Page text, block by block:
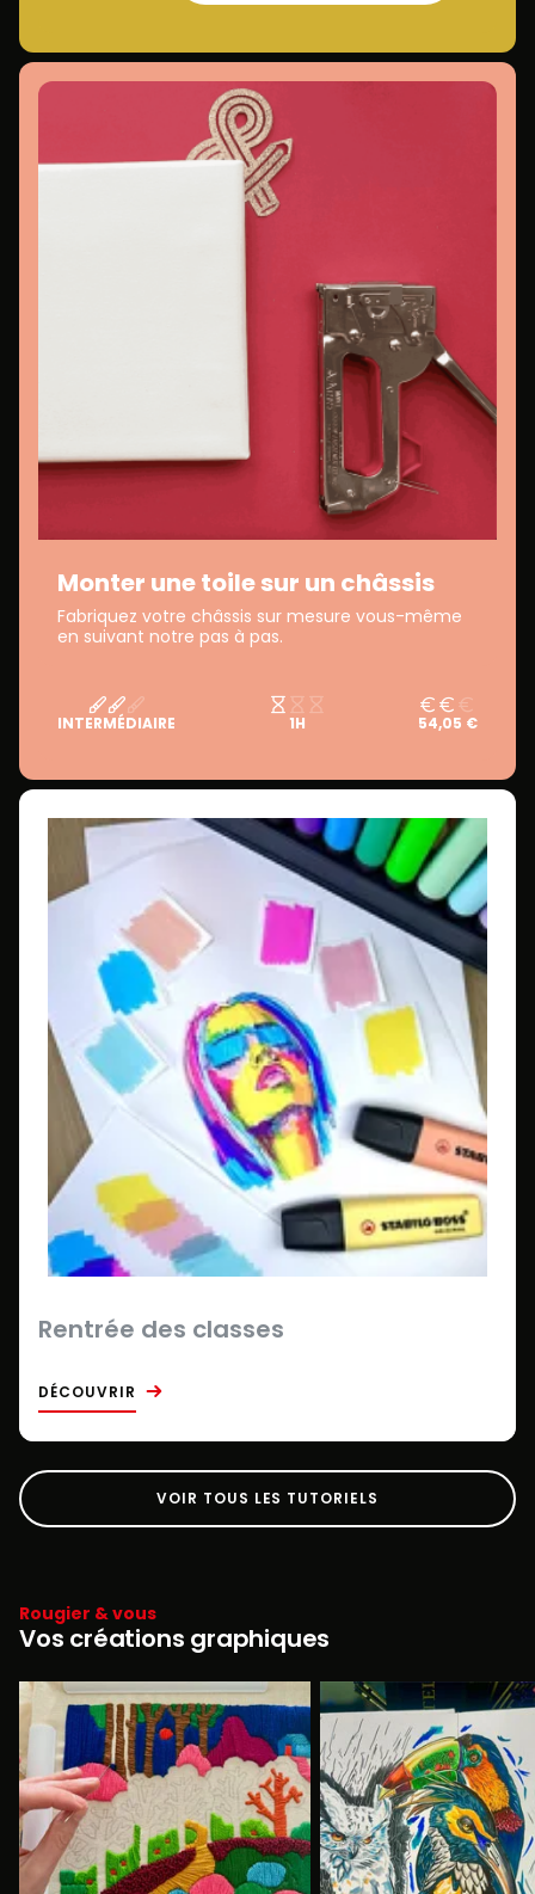
Monter une toile sur un châssis
Fabriquez votre châssis sur mesure vous-même
en suivant notre pas à pas.
INTERMÉDIAIRE 1H 54,05 €
Rentrée des classes
DÉCOUVRIR
VOIR TOUS LES TUTORIELS
Rougier & vous
Vos créations graphiques